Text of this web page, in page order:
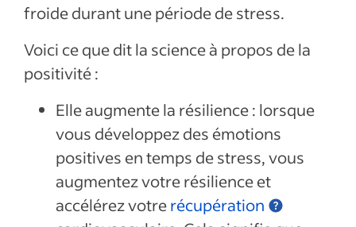
froide durant une période de stress.
Voici ce que dit la science à propos de la
positivité :
Elle augmente la résilience : lorsque
vous développez des émotions
positives en temps de stress, vous
augmentez votre résilience et
accélérez votrerécupération